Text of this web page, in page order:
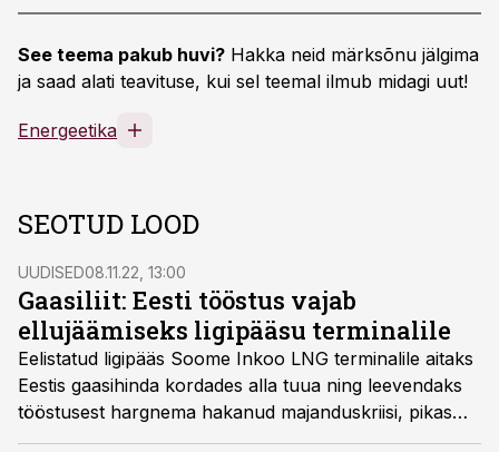
See teema pakub huvi? Hakka neid märksõnu jälgima
ja saad alati teavituse, kui sel teemal ilmub midagi uut!
Energeetika
SEOTUD LOOD
UUDISED08.11.22, 13:00
Gaasiliit: Eesti tööstus vajab
ellujäämiseks ligipääsu terminalile
Eelistatud ligipääs Soome Inkoo LNG terminalile aitaks
Eestis gaasihinda kordades alla tuua ning leevendaks
tööstusest hargnema hakanud majanduskriisi, pikas
jooksus tagaks soodne gaas Eesti tööstusettevõtete